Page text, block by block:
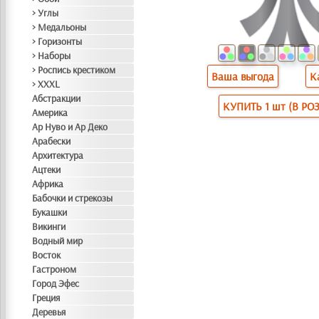
> Углы
> Медальоны
> Горизонты
> Наборы
> Роспись крестиком
> XXXL
Абстракции
Америка
Ар Нуво и Ар Деко
Арабески
Архитектура
Ацтеки
Африка
Бабочки и стрекозы
Букашки
Викинги
Водный мир
Восток
Гастроном
Город Эфес
Греция
Деревья
Ваша выгода
КУПИТЬ 1 шт (В